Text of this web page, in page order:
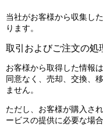
当社がお客様から収集し
ります。
取引およびご注文の処
お客様から取得した情報
同意なく、売却、交換、
ません。
ただし、お客様が購入さ
ービスの提供に必要な場